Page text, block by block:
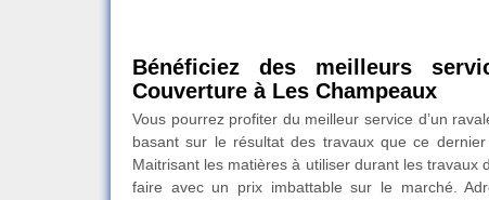
Bénéficiez des meilleurs
Couverture à Les Champeaux
Vous pourrez profiter du meilleur service d’un
basant sur le résultat des travaux que ce
Maitrisant les matières à utiliser durant les
faire avec un prix imbattable sur le marché.